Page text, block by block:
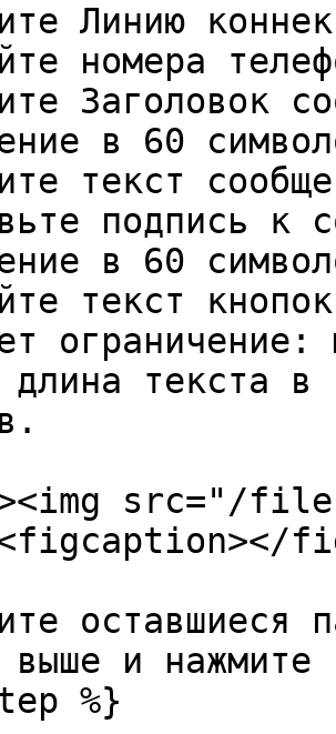
Линию
номера
Заголовок
в 60
текст
подпись к
в 60
текст
длина текста
src="/files/
оставшиеся
выше и нажмите
%}